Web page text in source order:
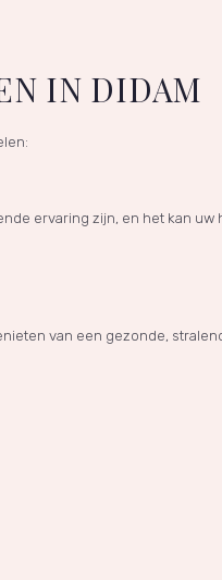
IN DIDAM
ervaring zijn, en het kan uw
van een gezonde,